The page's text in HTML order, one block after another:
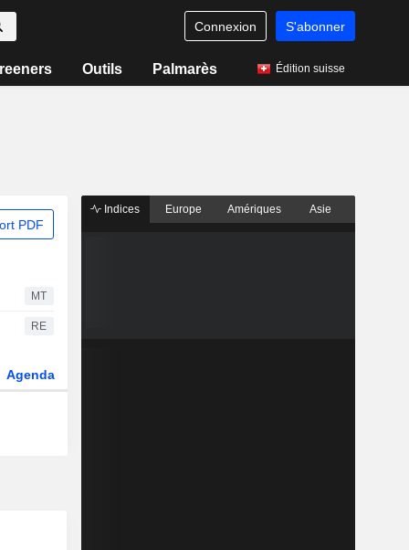
Connexion S'abonner
Outils Palmarès Édition suisse
PDF
MT
RE
Agenda
Indices Europe Amériques Asie